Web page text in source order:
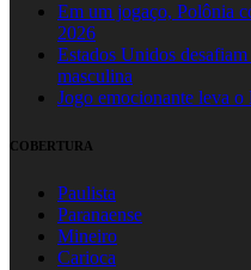
Em um jogaço, Polônia
2026
Estados Unidos
masculina
Jogo emocionante leva
COBERTURA
Paulista
Paranaense
Mineiro
Carioca